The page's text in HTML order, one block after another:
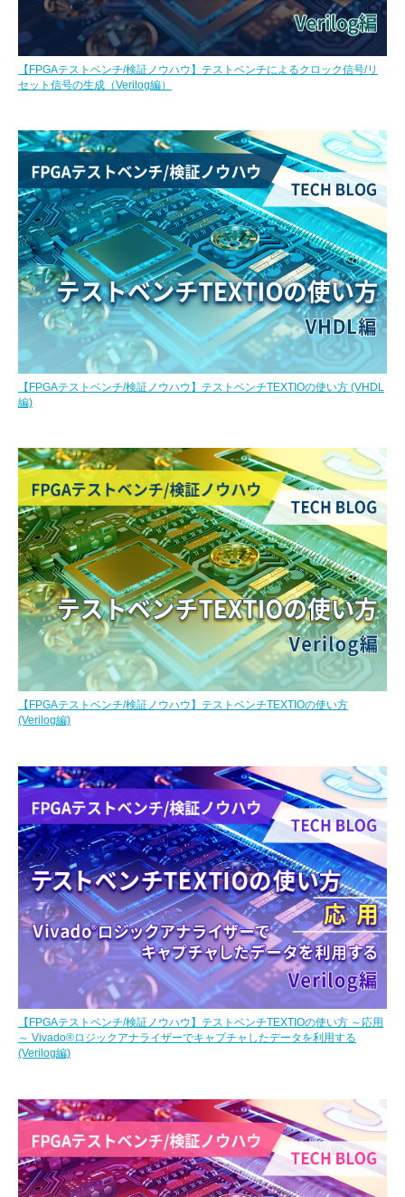
【FPGAテストベンチ/検証ノウハウ】テストベンチによるクロック信号/リ
セット信号の生成（Verilog編）
【FPGAテストベンチ/検証ノウハウ】テストベンチTEXTIOの使い方 (VHDL
編)
【FPGAテストベンチ/検証ノウハウ】テストベンチTEXTIOの使い方
(Verilog編)
【FPGAテストベンチ/検証ノウハウ】テストベンチTEXTIOの使い方 ～応用
～ Vivado®ロジックアナライザーでキャプチャしたデータを利用する
(Verilog編)